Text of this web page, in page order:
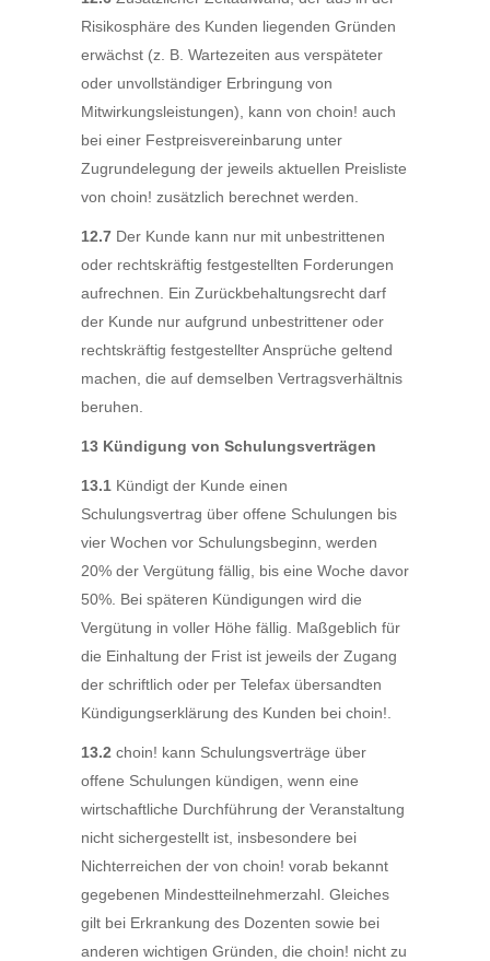
Risikosphäre des Kunden liegenden Gründen
erwächst (z. B. Wartezeiten aus verspäteter
oder unvollständiger Erbringung von
Mitwirkungsleistungen), kann von choin! auch
bei einer Festpreisvereinbarung unter
Zugrundelegung der jeweils aktuellen Preisliste
von choin! zusätzlich berechnet werden.
12.7 Der Kunde kann nur mit unbestrittenen
oder rechtskräftig festgestellten Forderungen
aufrechnen. Ein Zurückbehaltungsrecht darf
der Kunde nur aufgrund unbestrittener oder
rechtskräftig festgestellter Ansprüche geltend
machen, die auf demselben Vertragsverhältnis
beruhen.
13 Kündigung von Schulungsverträgen
13.1 Kündigt der Kunde einen
Schulungsvertrag über offene Schulungen bis
vier Wochen vor Schulungsbeginn, werden
20% der Vergütung fällig, bis eine Woche davor
50%. Bei späteren Kündigungen wird die
Vergütung in voller Höhe fällig. Maßgeblich für
die Einhaltung der Frist ist jeweils der Zugang
der schriftlich oder per Telefax übersandten
Kündigungserklärung des Kunden bei choin!.
13.2 choin! kann Schulungsverträge über
offene Schulungen kündigen, wenn eine
wirtschaftliche Durchführung der Veranstaltung
nicht sichergestellt ist, insbesondere bei
Nichterreichen der von choin! vorab bekannt
gegebenen Mindestteilnehmerzahl. Gleiches
gilt bei Erkrankung des Dozenten sowie bei
anderen wichtigen Gründen, die choin! nicht zu